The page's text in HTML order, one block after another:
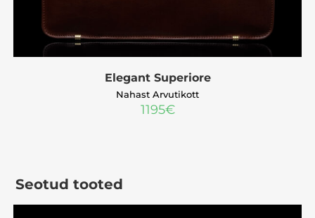
Nahast Arvutikott
Elegant Superiore
1195€
Seotud tooted